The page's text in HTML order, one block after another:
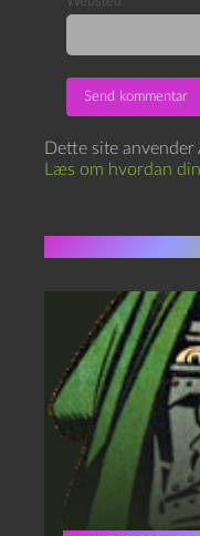
Dette site anvender
Læs om hvordan